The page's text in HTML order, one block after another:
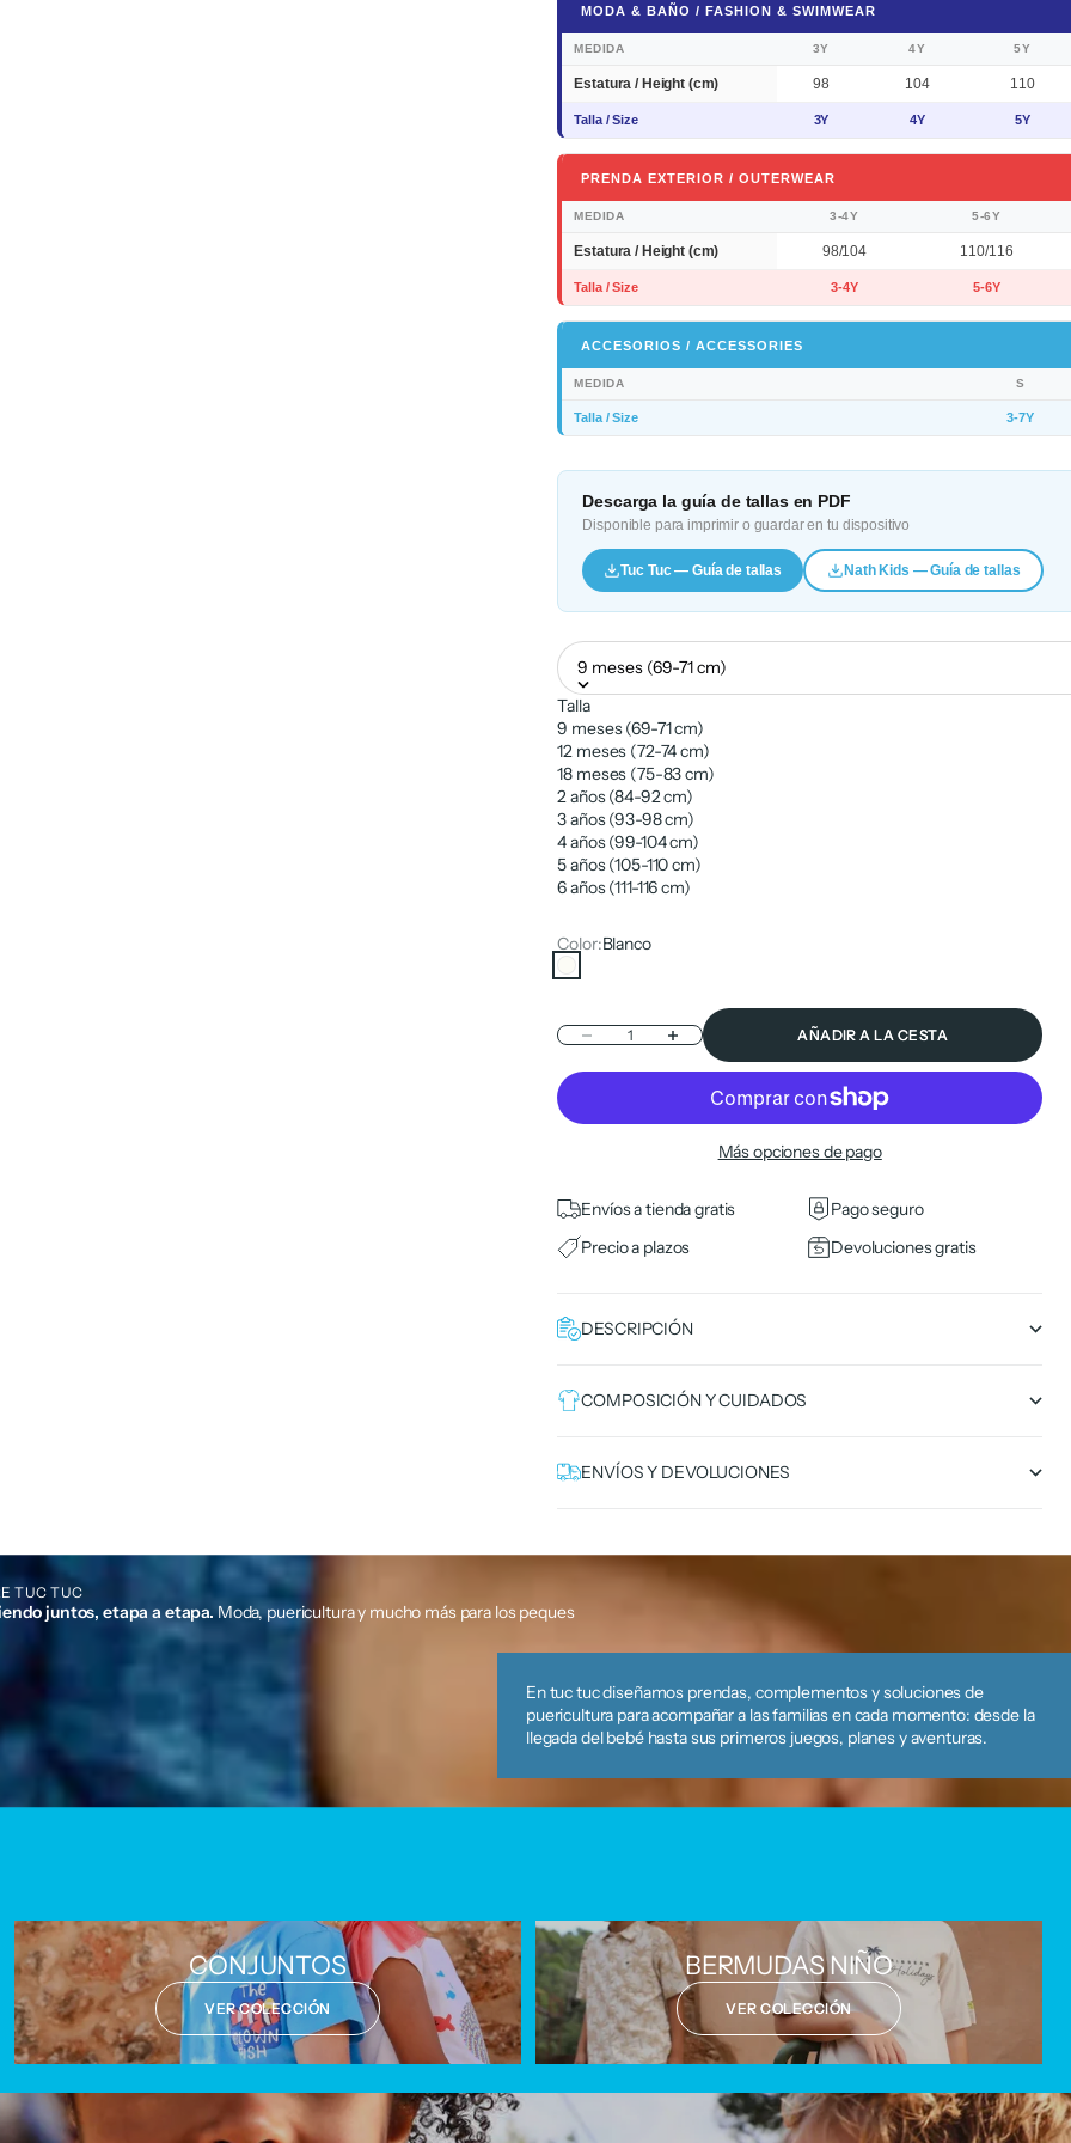
MODA & BAÑO / FASHION & SWIMWEAR
MEDIDA 3Y 4Y 5Y
Estatura / Height (cm) 98 104 110
Talla / Size 3Y 4Y 5Y
PRENDA EXTERIOR / OUTERWEAR
MEDIDA 3-4Y 5-6Y
Estatura / Height (cm) 98/104 110/116
Talla / Size 3-4Y 5-6Y
ACCESORIOS / ACCESSORIES
MEDIDA S
Talla / Size 3-7Y
Descarga la guía de tallas en PDF
Disponible para imprimir o guardar en tu dispositivo
Tuc Tuc — Guía de tallas Nath Kids — Guía de tallas
9 meses (69-71 cm)
Talla
9 meses (69-71 cm)
12 meses (72-74 cm)
18 meses (75-83 cm)
2 años (84-92 cm)
3 años (93-98 cm)
4 años (99-104 cm)
5 años (105-110 cm)
6 años (111-116 cm)
Color:Blanco
Blanco
Reducir cantidadAumentar cantidad AÑADIR A LA CESTA
Más opciones de pago
Envíos a tienda gratis
Pago seguro
Precio a plazos
Devoluciones gratis
DESCRIPCIÓN
COMPOSICIÓN Y CUIDADOS
ENVÍOS Y DEVOLUCIONES
TUC TUC
juntos, etapa a etapa. Moda, puericultura y mucho más para los peques
En tuc tuc diseñamos prendas, complementos y soluciones de
puericultura para acompañar a las familias en cada momento: desde la
llegada del bebé hasta sus primeros juegos, planes y aventuras.
CONJUNTOS
VER COLECCIÓN
BERMUDAS NIÑO
VER COLECCIÓN